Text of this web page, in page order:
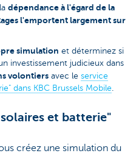
dépendance à l'égard de la
l'emportent largement sur
simulation et déterminez si
investissement judicieux dans
volontiers avec le service
dans KBC Brussels Mobile
et batterie"
créez une simulation du